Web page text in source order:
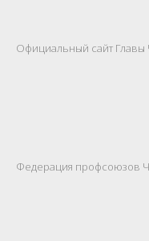
Официальный сайт Главы
Федерация профсоюзов